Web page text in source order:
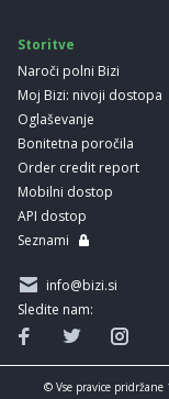
Storitve
Naroči polni Bizi
Moj Bizi: nivoji dostopa
Oglaševanje
Bonitetna poročila
Order credit report
Mobilni dostop
API dostop
Seznami
info@bizi.si
Sledite nam:
© Vse pravice pridržane